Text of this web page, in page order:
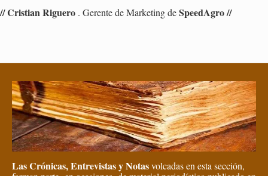
// Cris­tian Ri­gue­ro . Ge­ren­te de Mar­ke­ting deSpee­dA­gro //
Las Crónicas, Entrevistas y Notasvolcadas en esta sección,